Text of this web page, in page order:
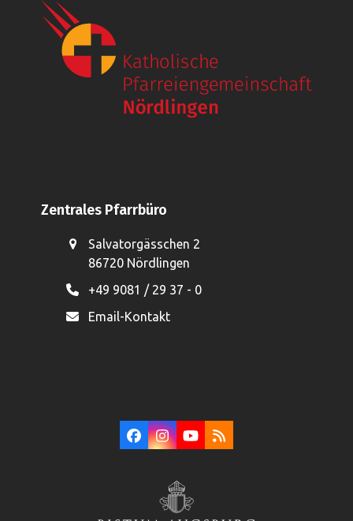
Zentrales Pfarrbüro
Salvatorgässchen 2
86720 Nördlingen
+49 9081 / 29 37 - 0
Email-Kontakt
Facebook
Instagram
YouTube
RSS